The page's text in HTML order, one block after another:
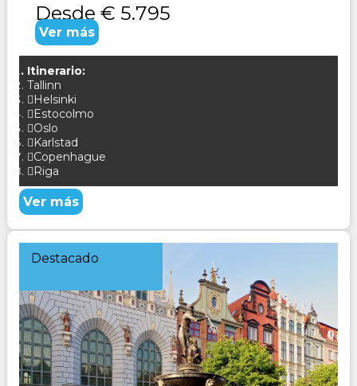
Desde € 5.795
Ver más
Itinerario:
Tallinn
Helsinki
Estocolmo
Oslo
Karlstad
Copenhague
Riga
Ver más
Destacado